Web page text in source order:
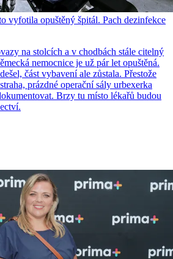
vyfotila opuštěný špitál. Pach dezinfekce
na stolcích a v chodbách stále citelný
nemocnice je už pár let opuštěná.
část vybavení ale zůstala. Přestože
prázdné operační sály urbexerka
Brzy tu místo lékařů budou